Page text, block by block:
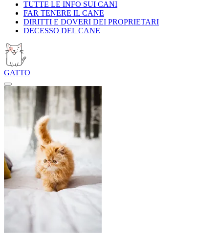
TUTTE LE INFO SUI CANI
FAR TENERE IL CANE
DIRITTI E DOVERI DEI PROPRIETARI
DECESSO DEL CANE
GATTO